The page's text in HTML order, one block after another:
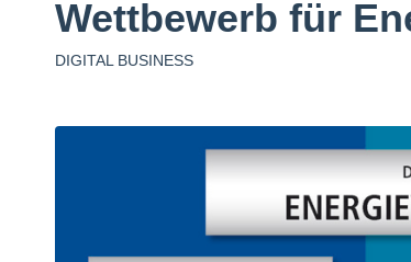
Wettbewerb für
DIGITAL BUSINESS